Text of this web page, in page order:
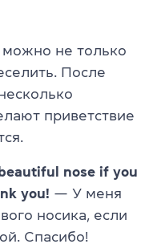
не только
После
приветствие
nose if you
you! — У меня
носика, если
Спасибо!